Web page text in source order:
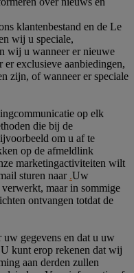
klantenbestand en de Le
wij u speciale,
wij u wanneer er nieuwe
exclusieve aanbiedingen,
zijn, of wanneer er speciale
op elk
die bij de
om u af te
op de afmeldlink
marketingactiviteiten wilt
sturen naar .Uw
maar in sommige
ontvangen totdat de
uw gegevens en dat u uw
kunt erop rekenen dat wij
aan derden zullen